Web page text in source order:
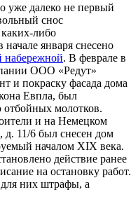
уже далеко не первый
снос
каких-либо
января снесено
набережной. В феврале в
ООО «Редут»
и покраску фасада дома
Евпла, был
отбойных молотков.
и на Немецком
д. 11/6 был снесен дом
началом XIX века.
действие ранее
на остановку работ.
них штрафы, а